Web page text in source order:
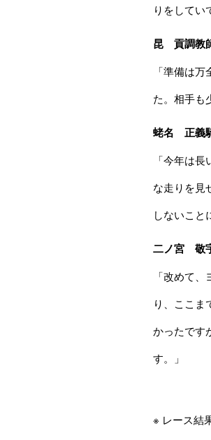
りをしてい
昆 貢調教
「準備は
た。相手も
蛯名 正義
「今年は
な走りを見
しないこと
二ノ宮 敬
「改めて
り、ここま
かったです
す。」
※ レース結